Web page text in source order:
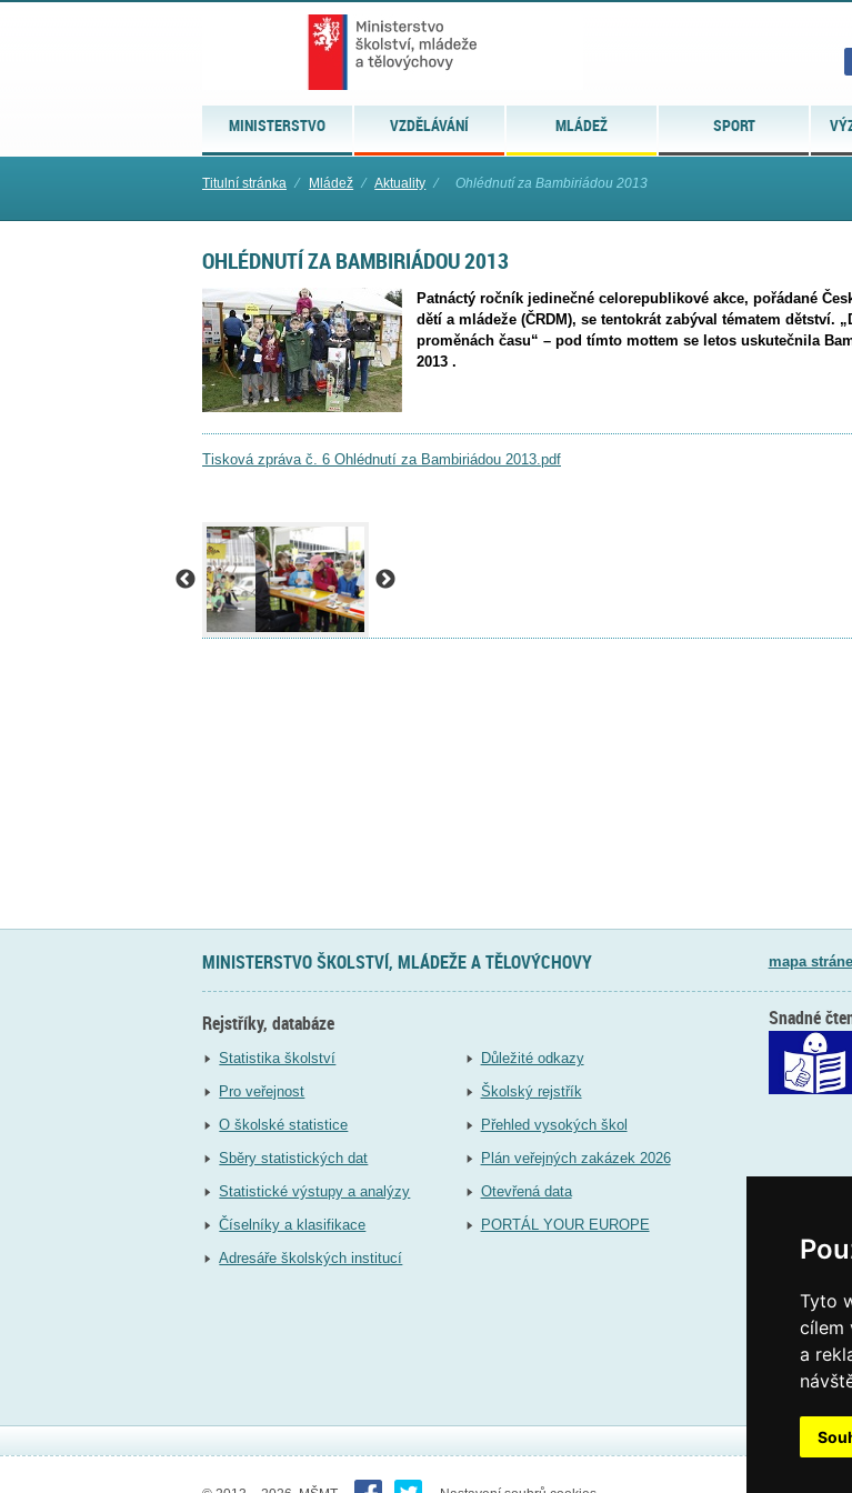
Tyto
cílem
a
MINISTERSTVO VZDĚLÁVÁNÍ MLÁDEŽ SPORT
Titulní stránka ⁄ Mládež ⁄ Aktuality ⁄ Ohlédnutí za Bambiriádou 2013
OHLÉDNUTÍ ZA BAMBIRIÁDOU 2013
Patnáctý ročník jedinečné celorepublikové akce, pořádané
dětí a mládeže (ČRDM), se tentokrát zabýval tématem dětství.
proměnách času“ – pod tímto mottem se letos uskutečnila
2013 .
Tisková zpráva č. 6 Ohlédnutí za Bambiriádou 2013.pdf
MINISTERSTVO ŠKOLSTVÍ, MLÁDEŽE A TĚLOVÝCHOVY mapa
Rejstříky, databáze
Statistika školství
Pro veřejnost
O školské statistice
Sběry statistických dat
Statistické výstupy a analýzy
Číselníky a klasifikace
Adresáře školských institucí
Důležité odkazy
Školský rejstřík
Přehled vysokých škol
Plán veřejných zakázek 2026
Otevřená data
PORTÁL YOUR EUROPE
Snadné